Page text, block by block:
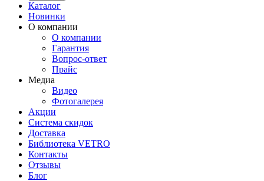
Каталог
Новинки
О компании
О компании
Гарантия
Вопрос-ответ
Прайс
Медиа
Видео
Фотогалерея
Акции
Система скидок
Доставка
Библиотека VETRO
Контакты
Отзывы
Блог